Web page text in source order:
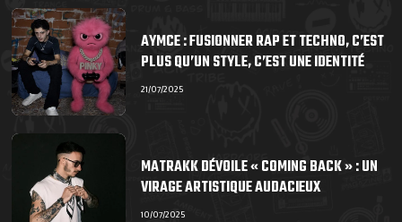
AYMCE : FUSIONNER RAP ET TECHNO, C’EST
PLUS QU’UN STYLE, C’EST UNE IDENTITÉ
21/07/2025
MATRAKK DÉVOILE « COMING BACK » : UN
VIRAGE ARTISTIQUE AUDACIEUX
10/07/2025